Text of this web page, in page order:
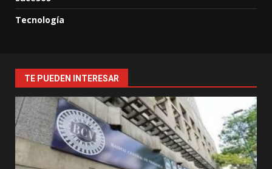
Tecnología
TE PUEDEN INTERESAR